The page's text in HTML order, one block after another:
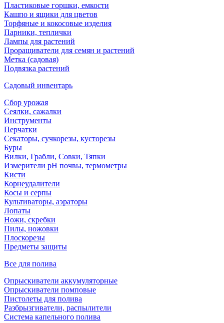
Пластиковые горшки, емкости
Кашпо и ящики для цветов
Торфяные и кокосовые изделия
Парники, теплички
Лампы для растений
Проращиватели для семян и растений
Метка (садовая)
Подвязка растений
Садовый инвентарь
Сбор урожая
Сеялки, сажалки
Инструменты
Перчатки
Секаторы, сучкорезы, кусторезы
Буры
Вилки, Грабли, Совки, Тяпки
Измерители pH почвы, термометры
Кисти
Корнеудалители
Косы и серпы
Культиваторы, аэраторы
Лопаты
Ножи, скребки
Пилы, ножовки
Плоскорезы
Предметы защиты
Все для полива
Опрыскиватели аккумуляторные
Опрыскиватели помповые
Пистолеты для полива
Разбрызгиватели, распылители
Система капельного полива